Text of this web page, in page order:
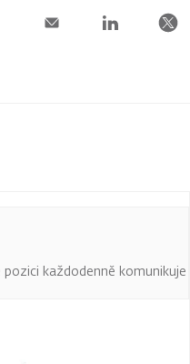
každodenně komunikuje